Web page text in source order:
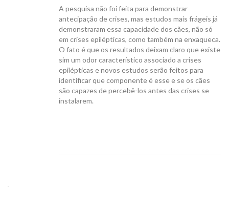
A pesquisa não foi feita para demonstrar
antecipação de crises, mas estudos mais frágeis já
demonstraram essa capacidade dos cães, não só
em crises epilépticas, como também na enxaqueca.
O fato é que os resultados deixam claro que existe
sim um odor característico associado a crises
epilépticas e novos estudos serão feitos para
identificar que componente é esse e se os cães
são capazes de percebê-los antes das crises se
instalarem.